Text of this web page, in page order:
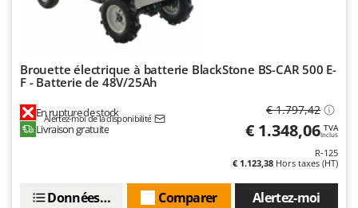
Palumbo Pavi
Partisani
Paterlini
Philips
Pramac
Brouette électrique à batterie BlackStone BS-CAR 500 E-
F - Batterie de 48V/25Ah
En rupture de stock
Alertez-moi de la disponibilité
Livraison gratuite
€ 1.797,42
€ 1.348,06 TVA
Inclus
R-125
€ 1.123,38 Hors taxes (HT)
Alertez-moi
Comparer
Données techniques